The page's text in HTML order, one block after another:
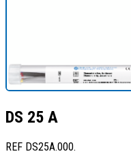
DS 25 A
REF DS25A.000.